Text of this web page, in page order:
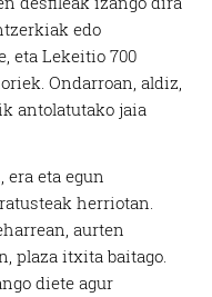
edo
eta Lekeitio 700
Ondarroan, aldiz,
antolatutako jaia
era eta egun
herriotan.
aurten
plaza itxita baitago.
diete agur